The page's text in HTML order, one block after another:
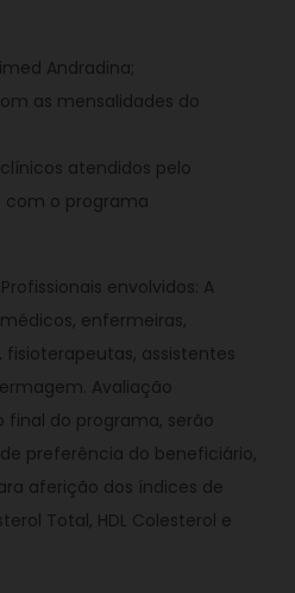
Andradina;
as mensalidades do
atendidos pelo
o programa
envolvidos: A
enfermeiras,
fisioterapeutas, assistentes
Avaliação
final do programa, serão
preferência do beneficiário,
aferição dos índices de
Total, HDL Colesterol e